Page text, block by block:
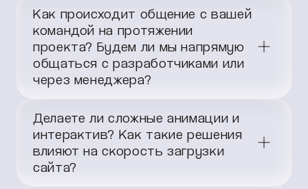
практически любые современные веб-
приложения и сайты, от простых до
высоконагруженных. Это могут быть
одностраничные приложения сайты,
масштабные корпоративные системы, блоги,
CRM, дашборды и даже e-commerce-
Как происходит общение с вашей
командой на протяжении
проекта? Будем ли мы напрямую
общаться с разработчиками или
через менеджера?
индивидуальный формат взаимодействия.
Это могут быть ежедневные или
еженедельные созвоны с командой или чат
в удобном месенджере. За каждым проектом
закреплены проджект- и аккаунт-менеджер,
Делаете ли сложные анимации и
интерактив? Как такие решения
влияют на скорость загрузки
сайта?